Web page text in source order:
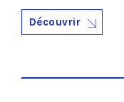
Découvrir